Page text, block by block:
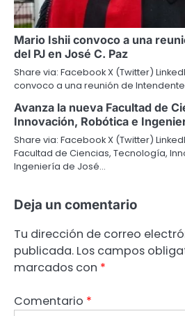
Mario Ishii convoco a una
del PJ en José C. Paz
Share via: Facebook X (Twitter)
convoco a una reunión de
Avanza la nueva Facultad de
Innovación, Robótica e
Share via: Facebook X (Twitter)
Facultad de Ciencias, Tecnología,
Ingeniería de José…
Deja un comentario
Tu dirección de correo
publicada. Los campos
marcados con *
Comentario *